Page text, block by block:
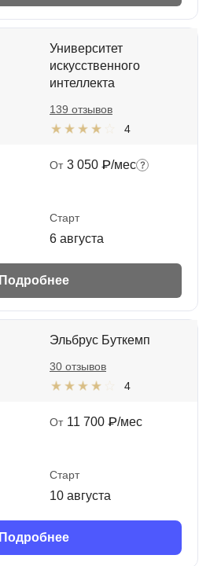
Университет
искусственного
интеллекта
4
139 отзывов
От 3 050 ₽/мес
Старт
6 августа
Подробнее
Эльбрус Буткемп
4
30 отзывов
От 11 700 ₽/мес
Старт
10 августа
Подробнее